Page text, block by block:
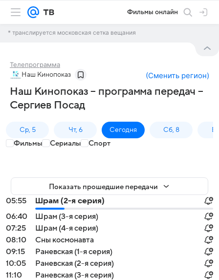
Фильмы онлайн
* транслируется московская сетка вещания
Телепрограмма
Наш Кинопоказ (Сменить регион)
Наш Кинопоказ – программа передач –
Сергиев Посад
Ср, 5 Чт, 6 Сегодня Сб, 8
Фильмы Сериалы Спорт
Показать прошедшие передачи
05:55
Шрам (2-я серия)
06:40
Шрам (3-я серия)
07:25
Шрам (4-я серия)
08:10
Сны космонавта
09:15
Раневская (1-я серия)
10:05
Раневская (2-я серия)
11:10
Раневская (3-я серия)